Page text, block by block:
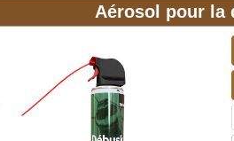
Aérosol pour la